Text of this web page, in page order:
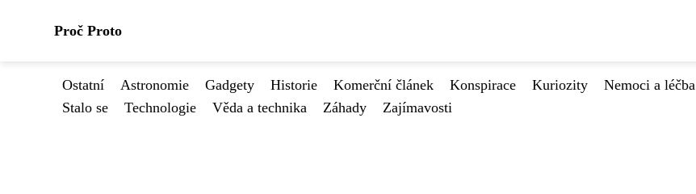
Proč Proto
Ostatní Astronomie Gadgety Historie Komerční článek Konspirace Kuriozity Nemoci a léčba
Stalo se
Technologie Věda a technika Záhady Zajímavosti